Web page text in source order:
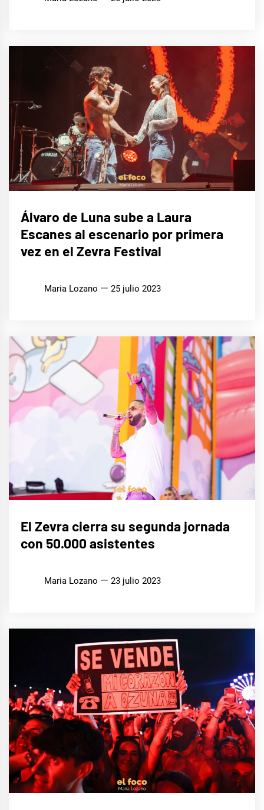
LIFE
STYLE
MÚSICA
Álvaro de Luna sube a Laura
Escanes al escenario por primera
vez en el Zevra Festival
Maria Lozano 25 julio 2023
El Zevra cierra su segunda jornada
con 50.000 asistentes
Maria Lozano 23 julio 2023